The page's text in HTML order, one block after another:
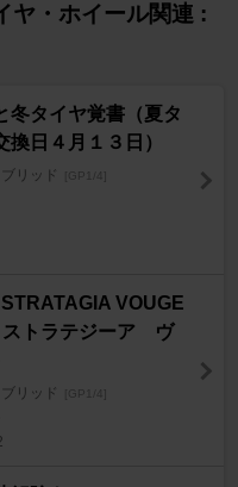
ヤ・ホイール関連 :
冬タイヤ覚書（夏タ
換日４月１３日）
リッド [GP1/4]
VOUGE
ストラテジーア ヴ
リッド [GP1/4]